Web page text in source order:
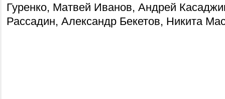
Гуренко, Матвей Иванов, Андрей
Рассадин, Александр Бекетов, Никита